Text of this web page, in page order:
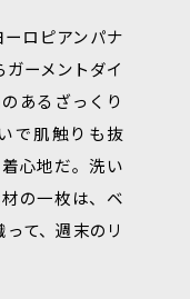
ロピアンパナ
ーメントダイ
あるざっくり
で肌触りも抜
心地だ。洗い
の一枚は、ベ
て、週末のリ